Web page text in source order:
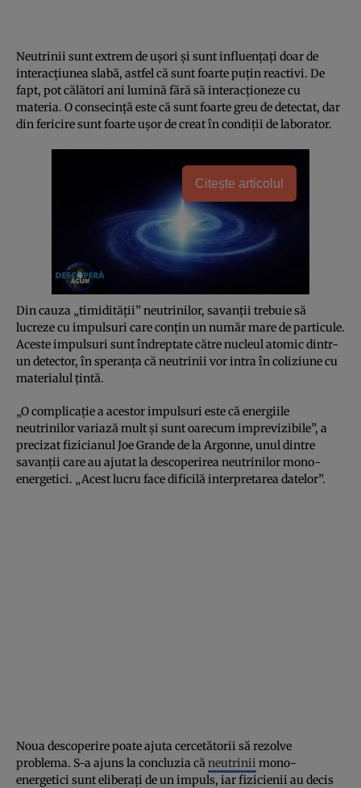
Neutrinii sunt extrem de uşori şi sunt influenţaţi doar de
interacţiunea slabă, astfel că sunt foarte puţin reactivi. De
fapt, pot călători ani lumină fără să interacţioneze cu
materia. O consecinţă este că sunt foarte greu de detectat, dar
din fericire sunt foarte uşor de creat în condiţii de laborator.
Citește articolul
Din cauza „timidităţii” neutrinilor, savanţii trebuie să
lucreze cu impulsuri care conţin un număr mare de particule.
Aceste impulsuri sunt îndreptate către nucleul atomic dintr-
un detector, în speranţa că neutrinii vor intra în coliziune cu
materialul ţintă.
„O complicaţie a acestor impulsuri este că energiile
neutrinilor variază mult şi sunt oarecum imprevizibile”, a
precizat fizicianul Joe Grande de la Argonne, unul dintre
savanţii care au ajutat la descoperirea neutrinilor mono-
energetici. „Acest lucru face dificilă interpretarea datelor”.
Noua descoperire poate ajuta cercetătorii să rezolve
problema. S-a ajuns la concluzia căneutrinii mono-
energetici sunt eliberaţi de un impuls, iar fizicienii au decis